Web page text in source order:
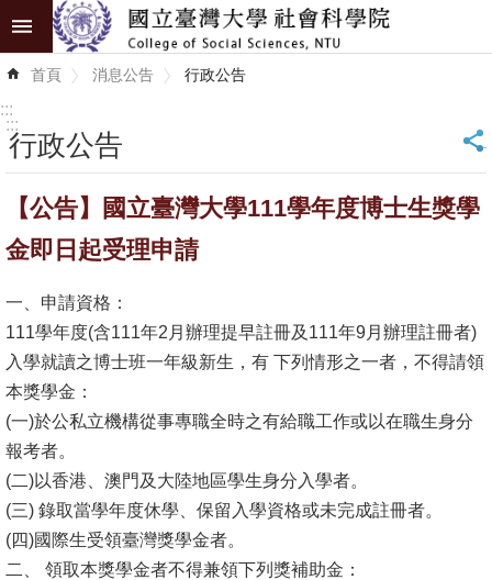
跳到主要內容區塊
進
階
識
學
位
研
究
消
息
首頁 消息公告 行政公告
:::
:::
行政公告 _
【公告】國立臺灣大學111學年度博士生獎學
金即日起受理申請
一、申請資格：
111學年度(含111年2月辦理提早註冊及111年9月辦理註冊者)
入學就讀之博士班一年級新生，有 下列情形之一者，不得請領
本獎學金：
(一)於公私立機構從事專職全時之有給職工作或以在職生身分
報考者。
(二)以香港、澳門及大陸地區學生身分入學者。
(三) 錄取當學年度休學、保留入學資格或未完成註冊者。
(四)國際生受領臺灣獎學金者。
二、 領取本獎學金者不得兼領下列獎補助金：